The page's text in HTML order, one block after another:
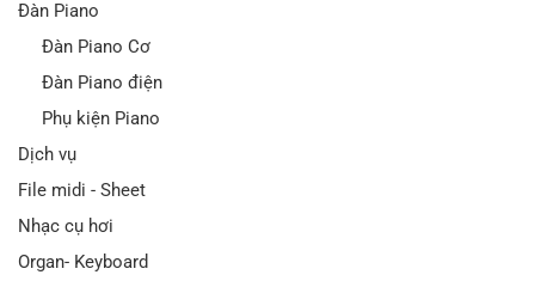
Đàn Piano
Đàn Piano Cơ
Đàn Piano điện
Phụ kiện Piano
Dịch vụ
File midi - Sheet
Nhạc cụ hơi
Organ- Keyboard